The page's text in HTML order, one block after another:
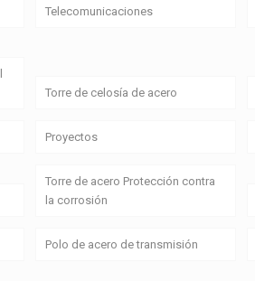
Telecomunicaciones
Torre de celosía de acero
Proyectos
Torre de acero Protección contra
la corrosión
Polo de acero de transmisión